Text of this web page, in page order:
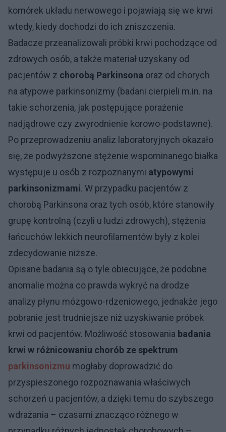
komórek układu nerwowego i pojawiają się we krwi
wtedy, kiedy dochodzi do ich zniszczenia.
Badacze przeanalizowali próbki krwi pochodzące od
zdrowych osób, a także materiał uzyskany od
pacjentów z chorobą Parkinsona oraz od chorych
na atypowe parkinsonizmy (badani cierpieli m.in. na
takie schorzenia, jak postępujące porażenie
nadjądrowe czy zwyrodnienie korowo-podstawne).
Po przeprowadzeniu analiz laboratoryjnych okazało
się, że podwyższone stężenie wspominanego białka
występuje u osób z rozpoznanymi atypowymi
parkinsonizmami. W przypadku pacjentów z
chorobą Parkinsona oraz tych osób, które stanowiły
grupę kontrolną (czyli u ludzi zdrowych), stężenia
łańcuchów lekkich neurofilamentów były z kolei
zdecydowanie niższe.
Opisane badania są o tyle obiecujące, że podobne
anomalie można co prawda wykryć na drodze
analizy płynu mózgowo-rdzeniowego, jednakże jego
pobranie jest trudniejsze niż uzyskiwanie próbek
krwi od pacjentów. Możliwość stosowania badania
krwi w różnicowaniu chorób ze spektrum
parkinsonizmu mogłaby doprowadzić do
przyspieszonego rozpoznawania właściwych
schorzeń u pacjentów, a dzięki temu do szybszego
wdrażania – czasami znacząco różnego w